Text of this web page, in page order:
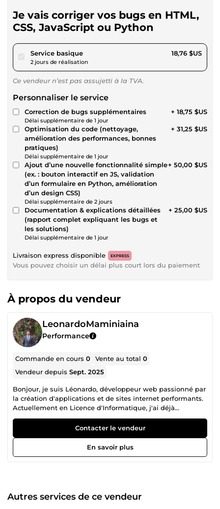
Je vais corriger vos bugs en HTML,
CSS, JavaScript ou Python
Service basiquepour 17,28 $US
2 jours de réalisation
18,76 $US
Ce vendeur n’est pas assujetti à la TVA.
Personnaliser le service
Correction de bugs supplémentaires
Délai supplémentaire de 1 jour
+ 18,75 $US
Optimisation du code (nettoyage,
amélioration des performances, bonnes
pratiques)
Délai supplémentaire de 1 jour
+ 31,25 $US
Ajout d’une nouvelle fonctionnalité simple
(ex. : bouton interactif en JS, validation
d’un formulaire en Python, amélioration
d’un design CSS)
Délai supplémentaire de 2 jours
+ 50,00 $US
Documentation & explications détaillées
(rapport complet expliquant les bugs et
les solutions)
Délai supplémentaire de 1 jour
+ 25,00 $US
Livraison express disponible EXPRESS
Vous pouvez choisir un délai plus court lors du paiement
À propos du vendeur
LeonardoMaminiaina
Performance
Commande en cours0 Vente au total0
Vendeur depuisSept. 2025
Bonjour, je suis Léonardo, développeur web passionné par
la création d'applications et de sites internet performants.
Actuellement en Licence d'Informatique, j'ai déjà
concrétisé plusieurs projets académiques que j'ai poussés
jusqu'à leur version finale, que vous pouvez consulter sur
mon GitHub. J'ai à cœur de transformer vos idées en
solutions digitales fonctionnelles, en utilisant des
technologies modernes et robustes. Mes services clés :
Dynamiques (PHP) : Conception de sites vitrine ou d'outils
de gestion sur mesure. Interfaces Modernes (React) :
Contacter le vendeur
En savoir plus
Autres services de ce vendeur